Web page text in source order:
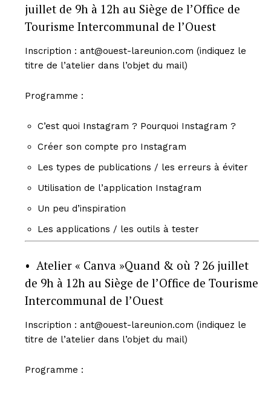
juillet de 9h à 12h au Siège de l’Office de
Tourisme Intercommunal de l’Ouest
Inscription : ant@ouest-lareunion.com (indiquez le
titre de l’atelier dans l’objet du mail)
Programme :
C’est quoi Instagram ? Pourquoi Instagram ?
Créer son compte pro Instagram
Les types de publications / les erreurs à éviter
Utilisation de l’application Instagram
Un peu d’inspiration
Les applications / les outils à tester
• Atelier « Canva »Quand & où ? 26 juillet
de 9h à 12h au Siège de l’Office de Tourisme
Intercommunal de l’Ouest
Inscription : ant@ouest-lareunion.com (indiquez le
titre de l’atelier dans l’objet du mail)
Programme :